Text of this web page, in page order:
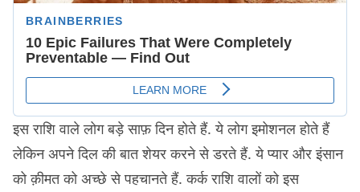
इस राशि वाले लोग बड़े साफ़ दिन होते हैं. ये लोग इमोशनल होते हैं
लेकिन अपने दिल की बात शेयर करने से डरते हैं. ये प्यार और इंसान
को क़ीमत को अच्छे से पहचानते हैं. कर्क राशि वालों को इस